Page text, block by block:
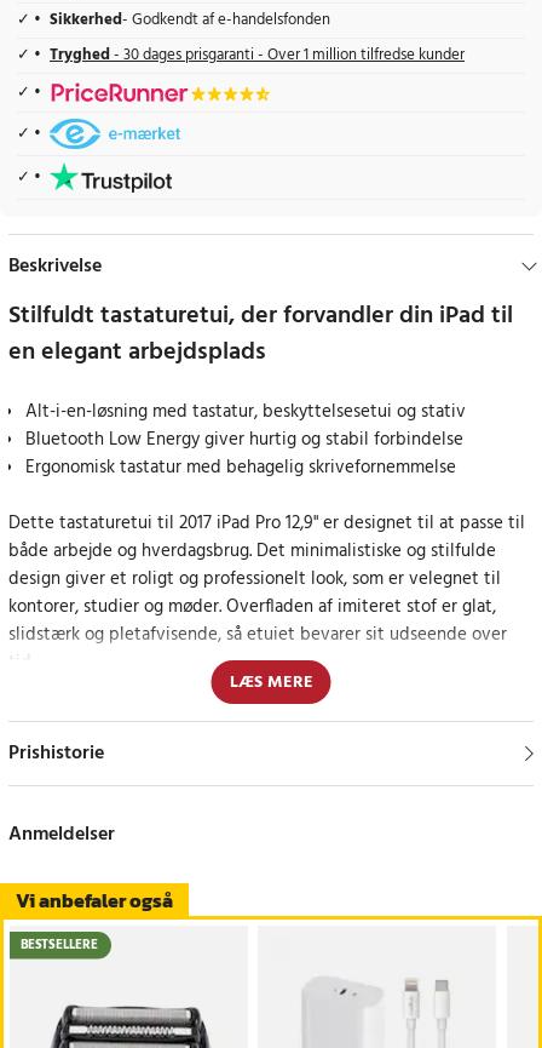
Sikkerhed- Godkendt af e-handelsfonden
Tryghed- 30 dages prisgaranti - Over 1 million tilfredse kunder
Beskrivelse
Stilfuldt tastaturetui, der forvandler din iPad til
en elegant arbejdsplads
Alt-i-en-løsning med tastatur, beskyttelsesetui og stativ
Bluetooth Low Energy giver hurtig og stabil forbindelse
Ergonomisk tastatur med behagelig skrivefornemmelse
Dette tastaturetui til 2017 iPad Pro 12,9" er designet til at passe til
både arbejde og hverdagsbrug. Det minimalistiske og stilfulde
design giver et roligt og professionelt look, som er velegnet til
kontorer, studier og møder. Overfladen af imiteret stof er glat,
slidstærk og pletafvisende, så etuiet bevarer sit udseende over
tid.
Bluetooth-forbindelsen med Bluetooth Low Energy-understøttelse
giver hurtig forbindelse og stabil transmission med lav latenstid.
iPad'en.
Komfortabel skrivning og smart design
Tastaturets ergonomiske layout giver en klar respons på tasterne
og en behagelig skriveoplevelse, selv under længere
arbejdssessioner. Designet kombinerer tastatur, beskyttelsesetui
og stativ i én enhed, så iPad Pro nemt kan bruges i en laptop-
LÆS MERE
Prishistorie
Vi anbefaler også
BESTSELLERE
Anmeldelser